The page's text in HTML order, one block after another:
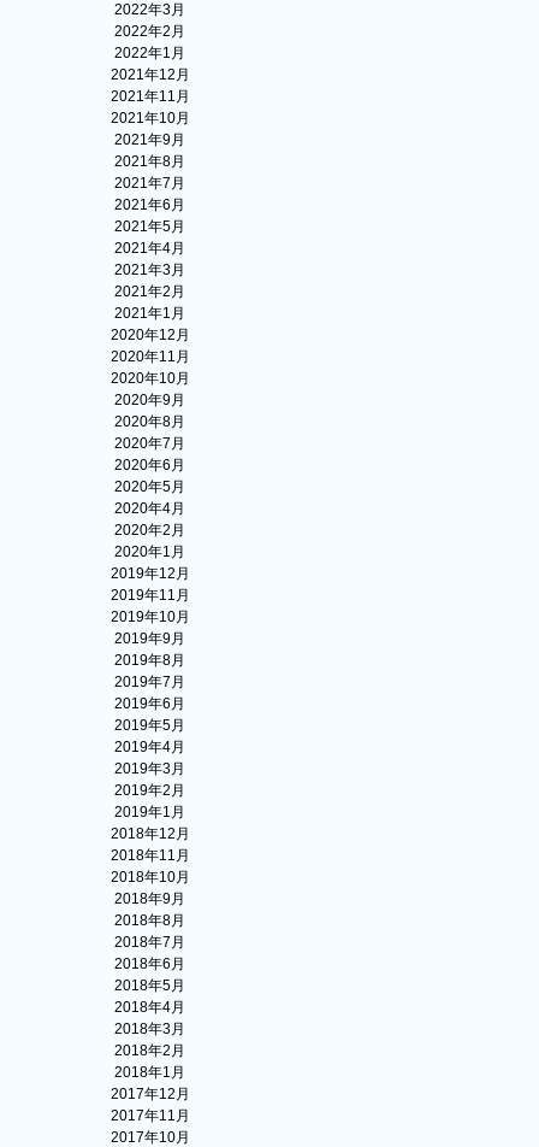
2022年3月
2022年2月
2022年1月
2021年12月
2021年11月
2021年10月
2021年9月
2021年8月
2021年7月
2021年6月
2021年5月
2021年4月
2021年3月
2021年2月
2021年1月
2020年12月
2020年11月
2020年10月
2020年9月
2020年8月
2020年7月
2020年6月
2020年5月
2020年4月
2020年2月
2020年1月
2019年12月
2019年11月
2019年10月
2019年9月
2019年8月
2019年7月
2019年6月
2019年5月
2019年4月
2019年3月
2019年2月
2019年1月
2018年12月
2018年11月
2018年10月
2018年9月
2018年8月
2018年7月
2018年6月
2018年5月
2018年4月
2018年3月
2018年2月
2018年1月
2017年12月
2017年11月
2017年10月